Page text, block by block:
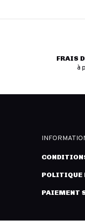
FRAIS
à
POLITIQUE
PAIEMENT